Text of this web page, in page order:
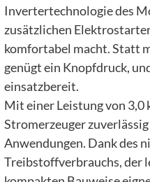
Invertertechnologie des
zusätzlichen
komfortabel macht. Statt
genügt ein Knopfdruck,
einsatzbereit.
Mit einer Leistung von
Stromerzeuger
Anwendungen. Dank des
Treibstoffverbrauchs, der